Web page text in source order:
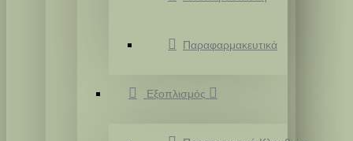
Παραφαρμακευτικά
Εξοπλισμός